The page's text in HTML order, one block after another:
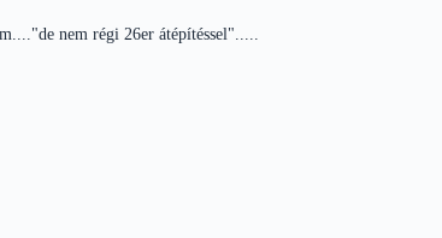
nem régi 26er átépítéssel".....